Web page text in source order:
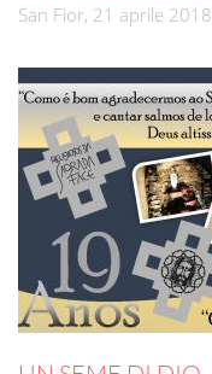
San Fior, 21 aprile 2018